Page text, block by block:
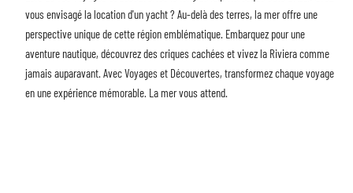
vous envisagé lalocation d'un yacht? Au-delà des terres, la mer offre une
perspective unique de cette région emblématique. Embarquez pour une
aventure nautique, découvrez des criques cachées et vivez la Riviera comme
jamais auparavant. Avec Voyages et Découvertes, transformez chaque voyage
en une expérience mémorable. La mer vous attend.